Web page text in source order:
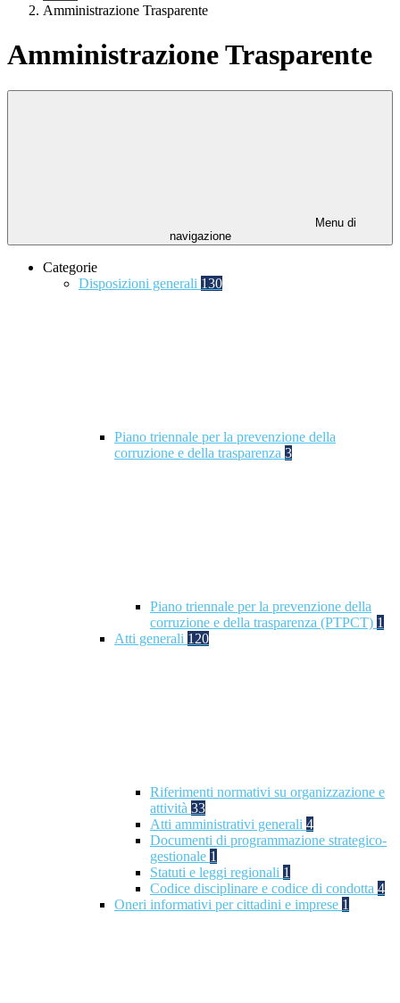
Amministrazione Trasparente
Amministrazione Trasparente
Menu di
navigazione
Categorie
Disposizioni generali 130
Piano triennale per la prevenzione della
corruzione e della trasparenza 3
Piano triennale per la prevenzione della
corruzione e della trasparenza (PTPCT) 1
Atti generali 120
Riferimenti normativi su organizzazione e
attività 33
Atti amministrativi generali 4
Documenti di programmazione strategico-
gestionale 1
Statuti e leggi regionali 1
Codice disciplinare e codice di condotta 4
Oneri informativi per cittadini e imprese 1